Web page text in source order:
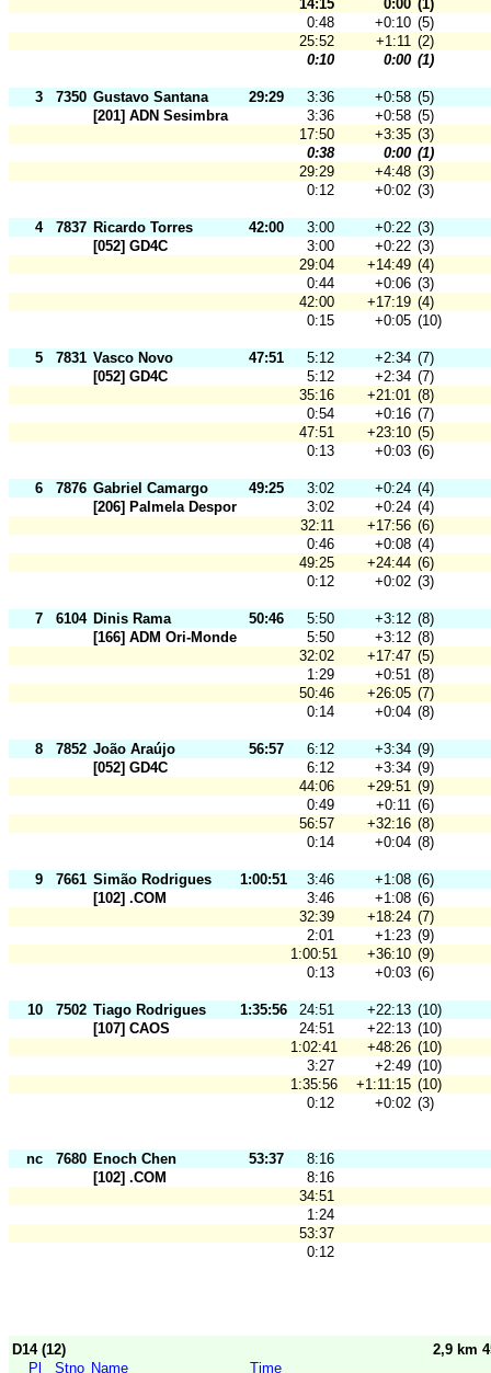
14:15
0:00 (1)
0:48
+0:10 (5)
25:52
+1:11 (2)
0:10
0:00 (1)
3 7350 Gustavo Santana 29:29 3:36 +0:58 (5)
[201] ADN Sesimbra
3:36 +0:58 (5)
17:50
+3:35 (3)
0:38
0:00 (1)
29:29
+4:48 (3)
0:12
+0:02 (3)
4 7837 Ricardo Torres 42:00 3:00 +0:22 (3)
[052] GD4C
3:00 +0:22 (3)
29:04
+14:49 (4)
0:44
+0:06 (3)
42:00
+17:19 (4)
0:15
+0:05 (10)
5 7831 Vasco Novo 47:51 5:12 +2:34 (7)
[052] GD4C
5:12 +2:34 (7)
35:16
+21:01 (8)
0:54
+0:16 (7)
47:51
+23:10 (5)
0:13
+0:03 (6)
6 7876 Gabriel Camargo 49:25 3:02 +0:24 (4)
[206] Palmela Desporto
3:02 +0:24 (4)
32:11
+17:56 (6)
0:46
+0:08 (4)
49:25
+24:44 (6)
0:12
+0:02 (3)
7 6104 Dinis Rama 50:46 5:50 +3:12 (8)
[166] ADM Ori-Mondego
5:50 +3:12 (8)
32:02
+17:47 (5)
1:29
+0:51 (8)
50:46
+26:05 (7)
0:14
+0:04 (8)
8 7852 João Araújo 56:57 6:12 +3:34 (9)
[052] GD4C
6:12 +3:34 (9)
44:06
+29:51 (9)
0:49
+0:11 (6)
56:57
+32:16 (8)
0:14
+0:04 (8)
9 7661 Simão Rodrigues 1:00:51 3:46 +1:08 (6)
[102] .COM
3:46 +1:08 (6)
32:39
+18:24 (7)
2:01
+1:23 (9)
1:00:51
+36:10 (9)
0:13
+0:03 (6)
10 7502 Tiago Rodrigues 1:35:56 24:51 +22:13 (10)
[107] CAOS
24:51 +22:13 (10)
1:02:41
+48:26 (10)
3:27
+2:49 (10)
1:35:56
+1:11:15 (10)
0:12
+0:02 (3)
nc 7680 Enoch Chen 53:37
8:16
[102] .COM
8:16
34:51
1:24
53:37
0:12
D14 (12)
2,9 km
Pl
Stno Name
Time